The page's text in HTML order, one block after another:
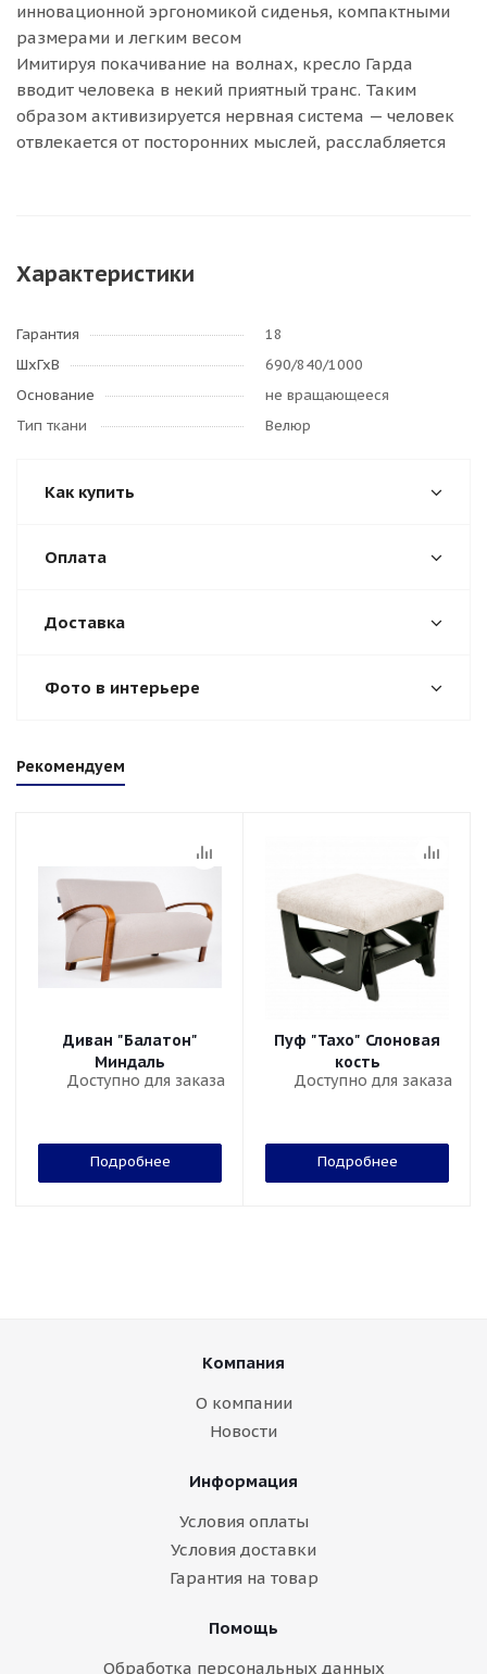
инновационной эргономикой сиденья, компактными
размерами и легким весом
Имитируя покачивание на волнах, кресло Гарда
вводит человека в некий приятный транс. Таким
образом активизируется нервная система — человек
отвлекается от посторонних мыслей, расслабляется
Характеристики
Гарантия
18
ШхГхВ
690/840/1000
Основание
не вращающееся
Тип ткани
Велюр
Как купить
Оплата
Доставка
Фото в интерьере
Рекомендуем
Диван "Балатон"
Миндаль
Доступно для заказа
Подробнее
Пуф "Тахо" Слоновая
кость
Доступно для заказа
Подробнее
Компания
О компании
Новости
Информация
Условия оплаты
Условия доставки
Гарантия на товар
Помощь
Обработка персональных данных